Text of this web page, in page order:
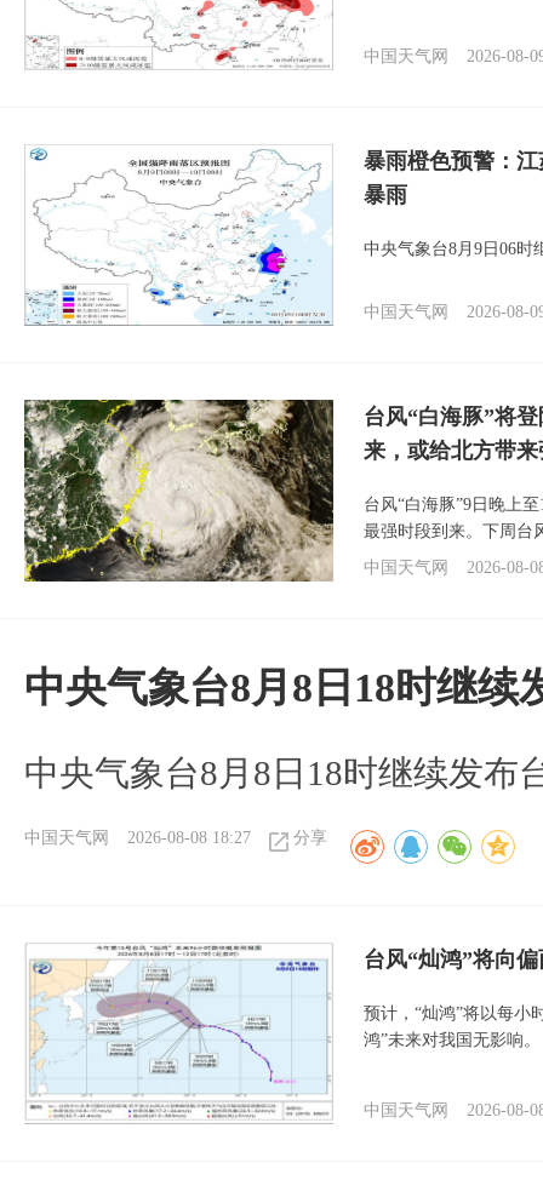
中国天气网 2026-08-
暴雨橙色预警：
暴雨
中央气象台8月9日06时
中国天气网 2026-08-
台风“白海豚”将
来，或给北方带
台风“白海豚”9日晚上
最强时段到来。下周台
中国天气网
2026-08-
中央气象台8月8日18时继续
中央气象台8月8日18时继续发布
中国天气网 2026-08-08 18:27 分享
台风“灿鸿”将向
预计，“灿鸿”将以每小
鸿”未来对我国无影响。
中国天气网 2026-08-